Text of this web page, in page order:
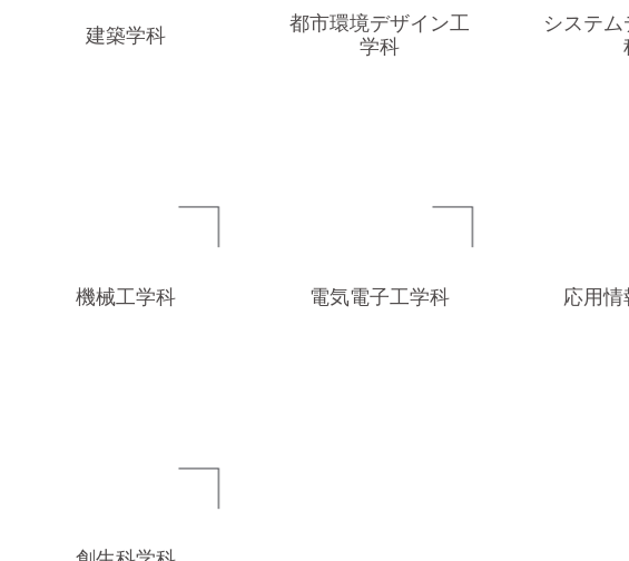
建築学科
都市環境デザイン工
学科
システ
機械工学科 電気電子工学科 応用情